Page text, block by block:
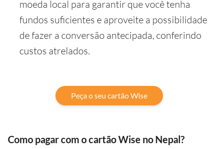
moeda local para garantir que você tenha
fundos suficientes e aproveite a possibilidade
de fazer a conversão antecipada, conferindo
custos atrelados.
Peça o seu cartão Wise
Como pagar com o cartão Wise no Nepal?